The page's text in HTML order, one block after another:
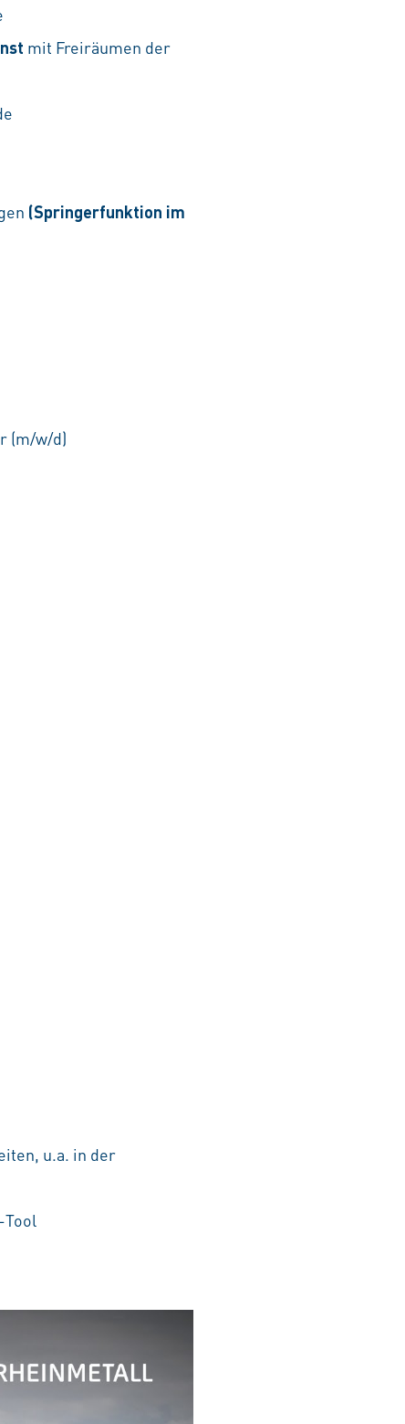
mit Freiräumen der
(Springerfunktion im
(m/w/d)
u.a. in der